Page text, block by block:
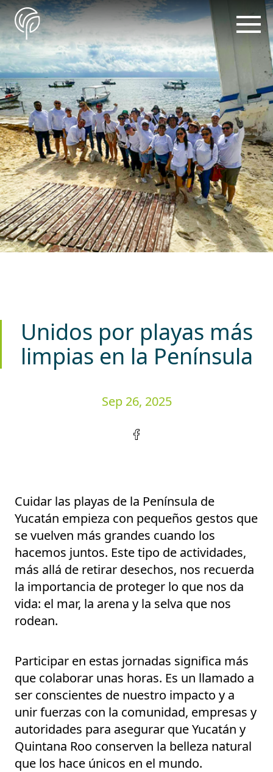
Unidos por playas más
limpias en la Península
Sep 26, 2025
Cuidar las playas de la Península de
Yucatán empieza con pequeños gestos que
se vuelven más grandes cuando los
hacemos juntos. Este tipo de actividades,
más allá de retirar desechos, nos recuerda
la importancia de proteger lo que nos da
vida: el mar, la arena y la selva que nos
rodean.
Participar en estas jornadas significa más
que colaborar unas horas. Es un llamado a
ser conscientes de nuestro impacto y a
unir fuerzas con la comunidad, empresas y
autoridades para asegurar que Yucatán y
Quintana Roo conserven la belleza natural
que los hace únicos en el mundo.